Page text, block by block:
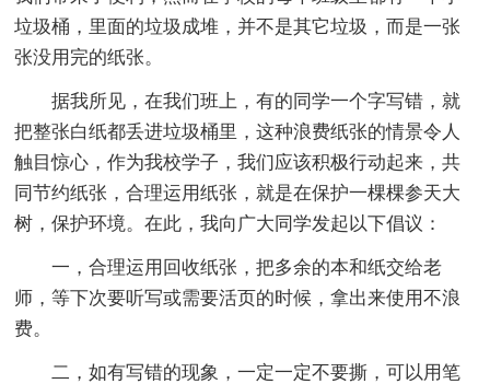
垃圾桶，里面的垃圾成堆，并不是其它垃圾，而是一张
张没用完的纸张。
据我所见，在我们班上，有的同学一个字写错，就
把整张白纸都丢进垃圾桶里，这种浪费纸张的情景令人
触目惊心，作为我校学子，我们应该积极行动起来，共
同节约纸张，合理运用纸张，就是在保护一棵棵参天大
树，保护环境。在此，我向广大同学发起以下倡议：
一，合理运用回收纸张，把多余的本和纸交给老
师，等下次要听写或需要活页的时候，拿出来使用不浪
费。
二，如有写错的现象，一定一定不要撕，可以用笔